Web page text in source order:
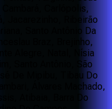
Carlópolis,
Jacarezinho, Ribeirão
Santo Antônio Da
Braz, Brejinho,
Alegre, Natal, Nísia
Santo Antônio, São
De Mipibu, Tibau Do
Álvares Machado,
Atibaia, Barra Do